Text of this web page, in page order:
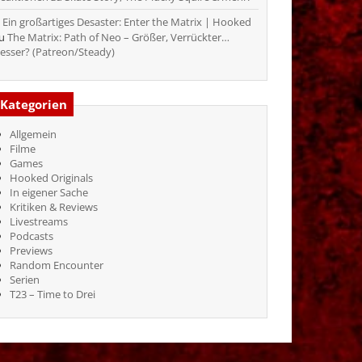
Ein großartiges Desaster: Enter the Matrix | Hooked
The Matrix: Path of Neo – Größer, Verrückter…
(Patreon/Steady)
Kategorien
Allgemein
Filme
Games
Hooked Originals
In eigener Sache
Kritiken & Reviews
Livestreams
Podcasts
Previews
Random Encounter
Serien
T23 – Time to Drei